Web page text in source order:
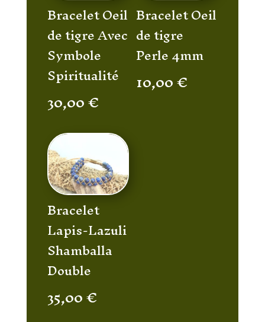
Bracelet Oeil
de tigre Avec
Symbole
Spiritualité
30,00€
Bracelet Oeil
de tigre
Perle 4mm
10,00€
Bracelet
Lapis-Lazuli
Shamballa
Double
35,00€